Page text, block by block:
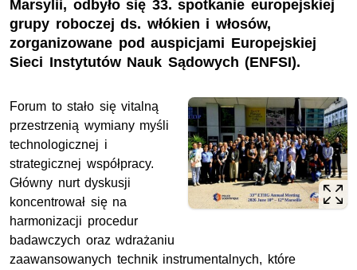
Marsylii, odbyło się 33. spotkanie europejskiej
grupy roboczej ds. włókien i włosów,
zorganizowane pod auspicjami Europejskiej
Sieci Instytutów Nauk Sądowych (ENFSI).
Forum to stało się vitalną
przestrzenią wymiany myśli
technologicznej i
strategicznej współpracy.
Główny nurt dyskusji
koncentrował się na
harmonizacji procedur
badawczych oraz wdrażaniu
zaawansowanych technik instrumentalnych, które